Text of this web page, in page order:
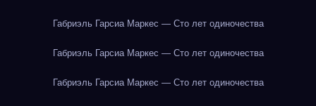
Габриэль Гарсиа Маркес — Сто лет одиночества
Габриэль Гарсиа Маркес — Сто лет одиночества
Габриэль Гарсиа Маркес — Сто лет одиночества